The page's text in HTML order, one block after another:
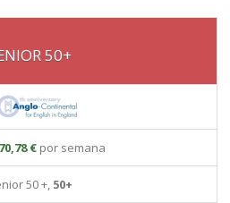
50+
€ por semana
50 +, 50+